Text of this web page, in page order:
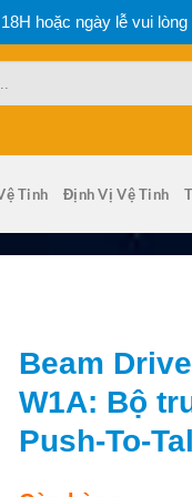
hoặc ngày lễ vui
Tinh Định Vị Vệ Tinh
Beam
W1A: Bộ
Push-To-